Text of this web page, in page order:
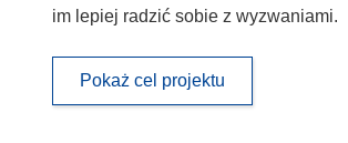
im lepiej radzić sobie z wyzwaniami.
Pokaż cel projektu